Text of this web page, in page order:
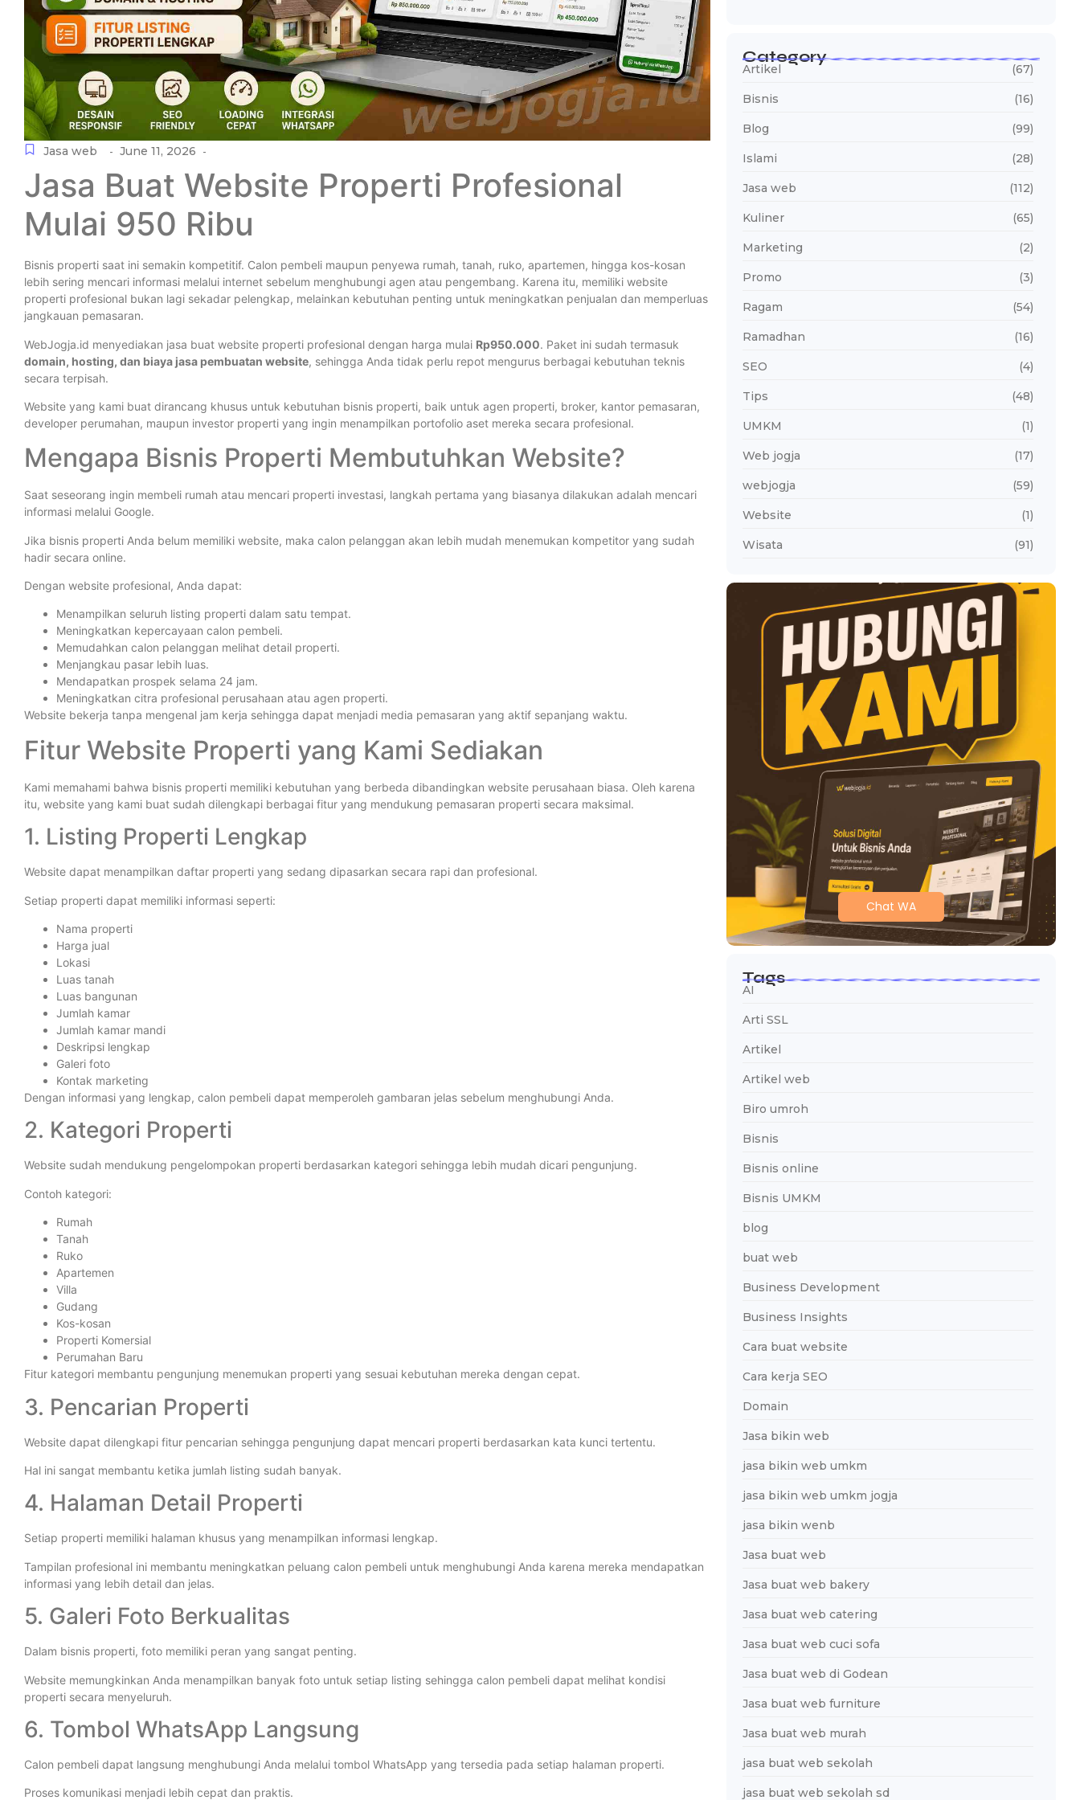
Jasa web - June 11, 2026 -
Jasa Buat Website Properti Profesional
Mulai 950 Ribu
Bisnis properti saat ini semakin kompetitif. Calon pembeli maupun penyewa rumah, tanah, ruko, apartemen, hingga kos-kosan
lebih sering mencari informasi melalui internet sebelum menghubungi agen atau pengembang. Karena itu, memiliki website
properti profesional bukan lagi sekadar pelengkap, melainkan kebutuhan penting untuk meningkatkan penjualan dan memperluas
jangkauan pemasaran.
WebJogja.id menyediakan jasa buat website properti profesional dengan harga mulai Rp950.000. Paket ini sudah termasuk
domain, hosting, dan biaya jasa pembuatan website, sehingga Anda tidak perlu repot mengurus berbagai kebutuhan teknis
secara terpisah.
Website yang kami buat dirancang khusus untuk kebutuhan bisnis properti, baik untuk agen properti, broker, kantor pemasaran,
developer perumahan, maupun investor properti yang ingin menampilkan portofolio aset mereka secara profesional.
Mengapa Bisnis Properti Membutuhkan Website?
Saat seseorang ingin membeli rumah atau mencari properti investasi, langkah pertama yang biasanya dilakukan adalah mencari
informasi melalui Google.
Jika bisnis properti Anda belum memiliki website, maka calon pelanggan akan lebih mudah menemukan kompetitor yang sudah
hadir secara online.
Dengan website profesional, Anda dapat:
Menampilkan seluruh listing properti dalam satu tempat.
Meningkatkan kepercayaan calon pembeli.
Memudahkan calon pelanggan melihat detail properti.
Menjangkau pasar lebih luas.
Mendapatkan prospek selama 24 jam.
Meningkatkan citra profesional perusahaan atau agen properti.
Website bekerja tanpa mengenal jam kerja sehingga dapat menjadi media pemasaran yang aktif sepanjang waktu.
Fitur Website Properti yang Kami Sediakan
Kami memahami bahwa bisnis properti memiliki kebutuhan yang berbeda dibandingkan website perusahaan biasa. Oleh karena
itu, website yang kami buat sudah dilengkapi berbagai fitur yang mendukung pemasaran properti secara maksimal.
1. Listing Properti Lengkap
Website dapat menampilkan daftar properti yang sedang dipasarkan secara rapi dan profesional.
Setiap properti dapat memiliki informasi seperti:
Nama properti
Harga jual
Lokasi
Luas tanah
Luas bangunan
Jumlah kamar
Jumlah kamar mandi
Deskripsi lengkap
Galeri foto
Kontak marketing
Dengan informasi yang lengkap, calon pembeli dapat memperoleh gambaran jelas sebelum menghubungi Anda.
2. Kategori Properti
Website sudah mendukung pengelompokan properti berdasarkan kategori sehingga lebih mudah dicari pengunjung.
Contoh kategori:
Rumah
Tanah
Ruko
Apartemen
Villa
Gudang
Kos-kosan
Properti Komersial
Perumahan Baru
Fitur kategori membantu pengunjung menemukan properti yang sesuai kebutuhan mereka dengan cepat.
3. Pencarian Properti
Website dapat dilengkapi fitur pencarian sehingga pengunjung dapat mencari properti berdasarkan kata kunci tertentu.
Hal ini sangat membantu ketika jumlah listing sudah banyak.
4. Halaman Detail Properti
Setiap properti memiliki halaman khusus yang menampilkan informasi lengkap.
Tampilan profesional ini membantu meningkatkan peluang calon pembeli untuk menghubungi Anda karena mereka mendapatkan
informasi yang lebih detail dan jelas.
5. Galeri Foto Berkualitas
Dalam bisnis properti, foto memiliki peran yang sangat penting.
Website memungkinkan Anda menampilkan banyak foto untuk setiap listing sehingga calon pembeli dapat melihat kondisi
properti secara menyeluruh.
6. Tombol WhatsApp Langsung
Calon pembeli dapat langsung menghubungi Anda melalui tombol WhatsApp yang tersedia pada setiap halaman properti.
Proses komunikasi menjadi lebih cepat dan praktis.
Category
Artikel (67)
Bisnis (16)
Blog (99)
Islami (28)
Jasa web (112)
Kuliner (65)
Marketing (2)
Promo (3)
Ragam (54)
Ramadhan (16)
SEO (4)
Tips (48)
UMKM (1)
Web jogja (17)
webjogja (59)
Website (1)
Wisata (91)
Chat WA
Tags
AI
Arti SSL
Artikel
Artikel web
Biro umroh
Bisnis
Bisnis online
Bisnis UMKM
blog
buat web
Business Development
Business Insights
Cara buat website
Cara kerja SEO
Domain
Jasa bikin web
jasa bikin web umkm
jasa bikin web umkm jogja
jasa bikin wenb
Jasa buat web
Jasa buat web bakery
Jasa buat web catering
Jasa buat web cuci sofa
Jasa buat web di Godean
Jasa buat web furniture
Jasa buat web murah
jasa buat web sekolah
jasa buat web sekolah sd